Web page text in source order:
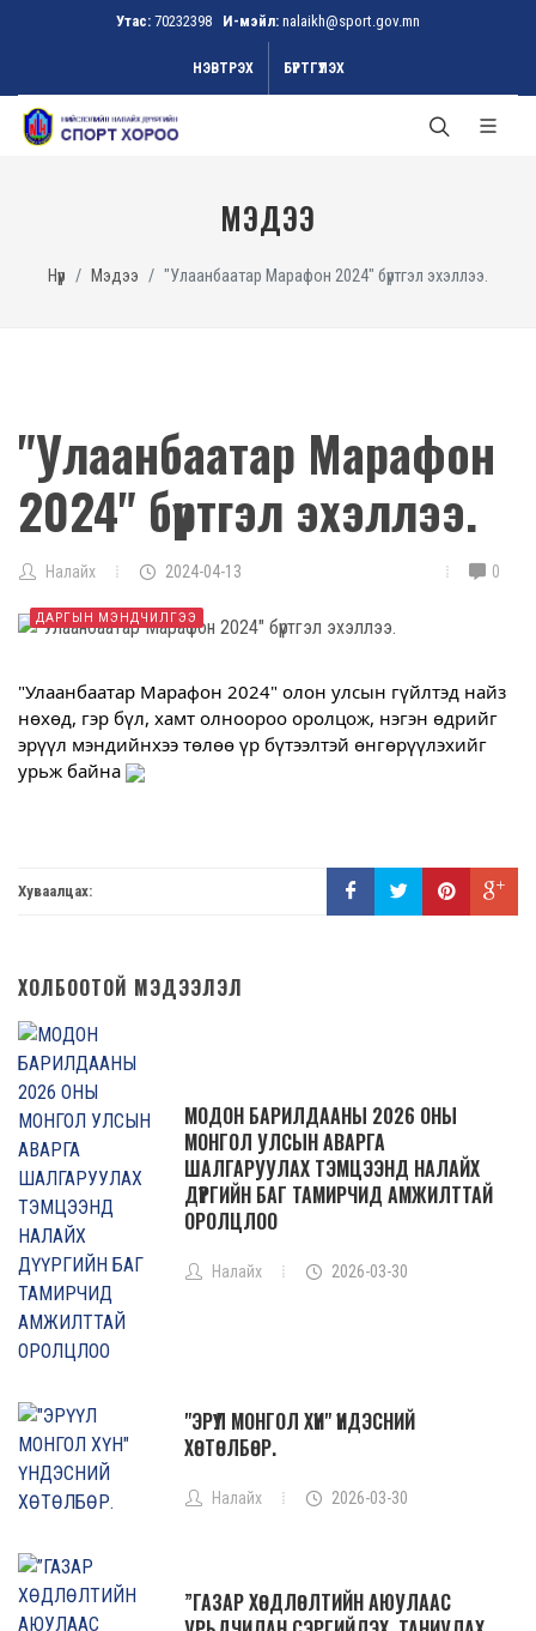
Утас: 70232398 И-мэйл: nalaikh@sport.gov.mn
НЭВТРЭХ БҮРТГҮҮЛЭХ
МЭДЭЭ
Нүүр Мэдээ "Улаанбаатар Марафон 2024" бүртгэл эхэллээ.
"Улаанбаатар Марафон
2024" бүртгэл эхэллээ.
Налайх 2024-04-13 0
ДАРГЫН МЭНДЧИЛГЭЭ
"Улаанбаатар Марафон 2024" олон улсын гүйлтэд найз
нөхөд, гэр бүл, хамт олноороо оролцож, нэгэн өдрийг
эрүүл мэндийнхээ төлөө үр бүтээлтэй өнгөрүүлэхийг
урьж байна
Хуваалцах:
ХОЛБООТОЙ МЭДЭЭЛЭЛ
МОДОН БАРИЛДААНЫ 2026 ОНЫ
МОНГОЛ УЛСЫН АВАРГА
ШАЛГАРУУЛАХ ТЭМЦЭЭНД НАЛАЙХ
ДҮҮРГИЙН БАГ ТАМИРЧИД АМЖИЛТТАЙ
ОРОЛЦЛОО
Налайх 2026-03-30
"ЭРҮҮЛ МОНГОЛ ХҮН" ҮНДЭСНИЙ
ХӨТӨЛБӨР.
Налайх 2026-03-30
”ГАЗАР ХӨДЛӨЛТИЙН АЮУЛААС